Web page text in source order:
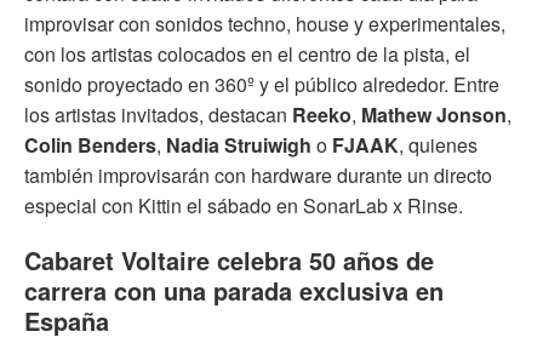
improvisar con sonidos techno, house y experimentales,
con los artistas colocados en el centro de la pista, el
sonido proyectado en 360º y el público alrededor. Entre
los artistas invitados, destacan Reeko, Mathew Jonson,
Colin Benders, Nadia Struiwigh o FJAAK, quienes
también improvisarán con hardware durante un directo
especial con Kittin el sábado en SonarLab x Rinse.
Cabaret Voltaire celebra 50 años de
carrera con una parada exclusiva en
España